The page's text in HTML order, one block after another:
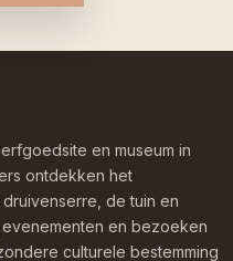
en museum in
ontdekken het
de tuin en
en bezoeken
culturele bestemming